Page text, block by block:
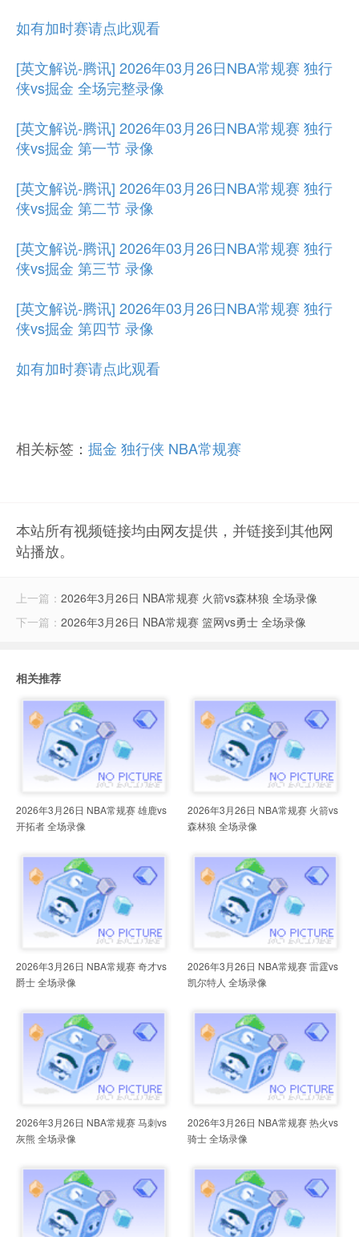
如有加时赛请点此观看
[英文解说-腾讯] 2026年03月26日NBA常规赛 独行
侠vs掘金 全场完整录像
[英文解说-腾讯] 2026年03月26日NBA常规赛 独行
侠vs掘金 第一节 录像
[英文解说-腾讯] 2026年03月26日NBA常规赛 独行
侠vs掘金 第二节 录像
[英文解说-腾讯] 2026年03月26日NBA常规赛 独行
侠vs掘金 第三节 录像
[英文解说-腾讯] 2026年03月26日NBA常规赛 独行
侠vs掘金 第四节 录像
如有加时赛请点此观看
相关标签： 掘金 独行侠 NBA常规赛
本站所有视频链接均由网友提供，并链接到其他网
站播放。
上一篇： 2026年3月26日 NBA常规赛 火箭vs森林狼 全场录像
下一篇： 2026年3月26日 NBA常规赛 篮网vs勇士 全场录像
相关推荐
2026年3月26日 NBA常规赛 雄鹿vs
开拓者 全场录像
2026年3月26日 NBA常规赛 火箭vs
森林狼 全场录像
2026年3月26日 NBA常规赛 奇才vs
爵士 全场录像
2026年3月26日 NBA常规赛 雷霆vs
凯尔特人 全场录像
2026年3月26日 NBA常规赛 马刺vs
灰熊 全场录像
2026年3月26日 NBA常规赛 热火vs
骑士 全场录像